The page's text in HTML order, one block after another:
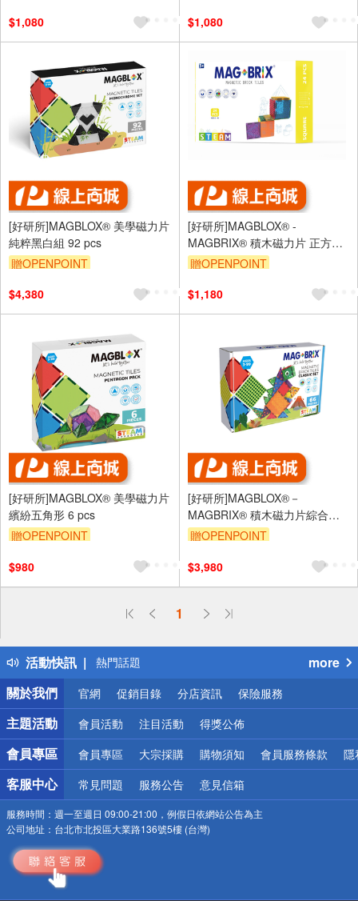
$1,080
$1,080
[好研所]MAGBLOX® 美學磁力片
純粹黑白組 92 pcs
贈OPENPOINT
$4,380
[好研所]MAGBLOX® -
MAGBRIX® 積木磁力片 正方形
24pcs
贈OPENPOINT
$1,180
[好研所]MAGBLOX® 美學磁力片
繽紛五角形 6 pcs
贈OPENPOINT
$980
[好研所]MAGBLOX®－
MAGBRIX® 積木磁力片綜合造
型組 66 pcs
贈OPENPOINT
$3,980
1
活動快訊
偏遠地區配送
得獎公告
熱門話題
銀行優惠
偏遠地區配送
詐騙網頁！請小心！
more
關於我們
官網 促銷目錄 分店資訊 保險服務
主題活動 會員活動 注目活動 得獎公佈
會員專區 會員專區 大宗採購 購物須知 會員服務條款 隱
客服中心 常見問題 服務公告 意見信箱
服務時間： 週一至週日 09:00-21:00，例假日依網站公告為主
公司地址： 台北市北投區大業路136號5樓 (台灣)